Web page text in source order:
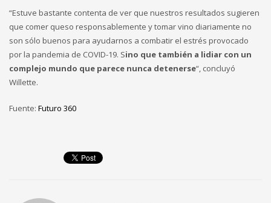
“Estuve bastante contenta de ver que nuestros resultados sugieren
que comer queso responsablemente y tomar vino diariamente no
son sólo buenos para ayudarnos a combatir el estrés provocado
por la pandemia de COVID-19. Sino que también a lidiar con un
complejo mundo que parece nunca detenerse“, concluyó
Willette.
Fuente: Futuro 360